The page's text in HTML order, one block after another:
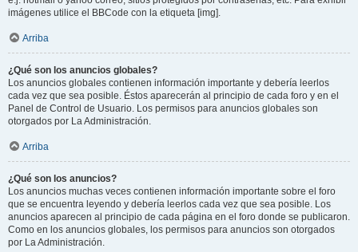
imágenes utilice el BBCode con la etiqueta [img].
Arriba
¿Qué son los anuncios globales?
Los anuncios globales contienen información importante y debería leerlos
cada vez que sea posible. Éstos aparecerán al principio de cada foro y en el
Panel de Control de Usuario. Los permisos para anuncios globales son
otorgados por La Administración.
Arriba
¿Qué son los anuncios?
Los anuncios muchas veces contienen información importante sobre el foro
que se encuentra leyendo y debería leerlos cada vez que sea posible. Los
anuncios aparecen al principio de cada página en el foro donde se publicaron.
Como en los anuncios globales, los permisos para anuncios son otorgados
por La Administración.